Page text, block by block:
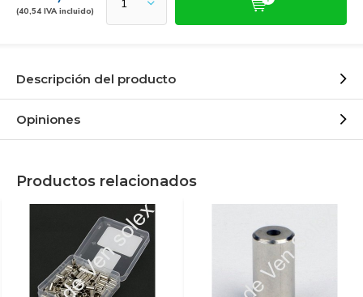
(40,54 IVA incluido)
Descripción del producto
Opiniones
Productos relacionados